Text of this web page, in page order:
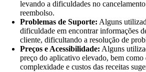
levando a dificuldades no
reembolso.
Problemas de Suporte: Alguns
dificuldade em encontrar informações
cliente, dificultando a resolução de
Preços e Acessibilidade: Alguns
preço do aplicativo elevado, bem como
complexidade e custos das receitas